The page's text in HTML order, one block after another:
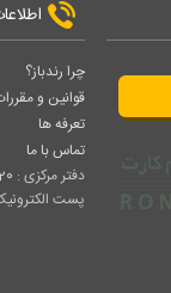
چرا رندباز؟
قوانین و
تعرفه ها
تماس با ما
دفتر مرکزی :
پست